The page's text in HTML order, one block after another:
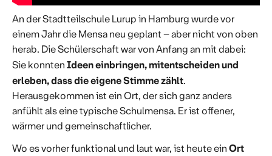
An der Stadtteilschule Lurup in Hamburg wurde vor
einem Jahr die Mensa neu geplant – aber nicht von oben
herab. Die Schülerschaft war von Anfang an mit dabei:
Sie konnten Ideen einbringen, mitentscheiden und
erleben, dass die eigene Stimme zählt.
Herausgekommen ist ein Ort, der sich ganz anders
anfühlt als eine typische Schulmensa. Er ist offener,
wärmer und gemeinschaftlicher.
Wo es vorher funktional und laut war, ist heute ein Ort